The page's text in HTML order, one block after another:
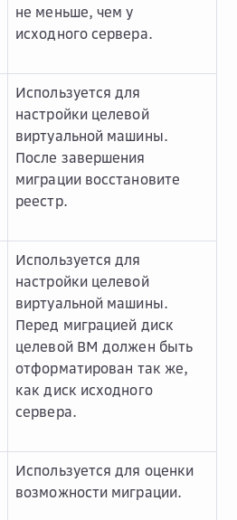
не меньше, чем у
исходного сервера.
Используется для
настройки целевой
виртуальной машины.
После завершения
миграции восстановите
реестр.
Используется для
настройки целевой
виртуальной машины.
Перед миграцией диск
целевой ВМ должен быть
отформатирован так же,
как диск исходного
сервера.
Используется для оценки
возможности миграции.